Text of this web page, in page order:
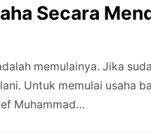
Secara
memulainya. Jika
Untuk memulai usaha
Muhammad…